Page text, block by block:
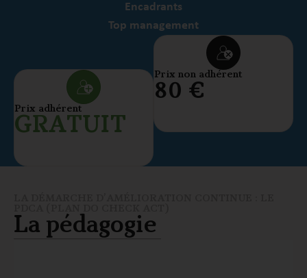
Encadrants
Top management
Prix adhérent
GRATUIT
Prix non adhérent
80 €
La pédagogie